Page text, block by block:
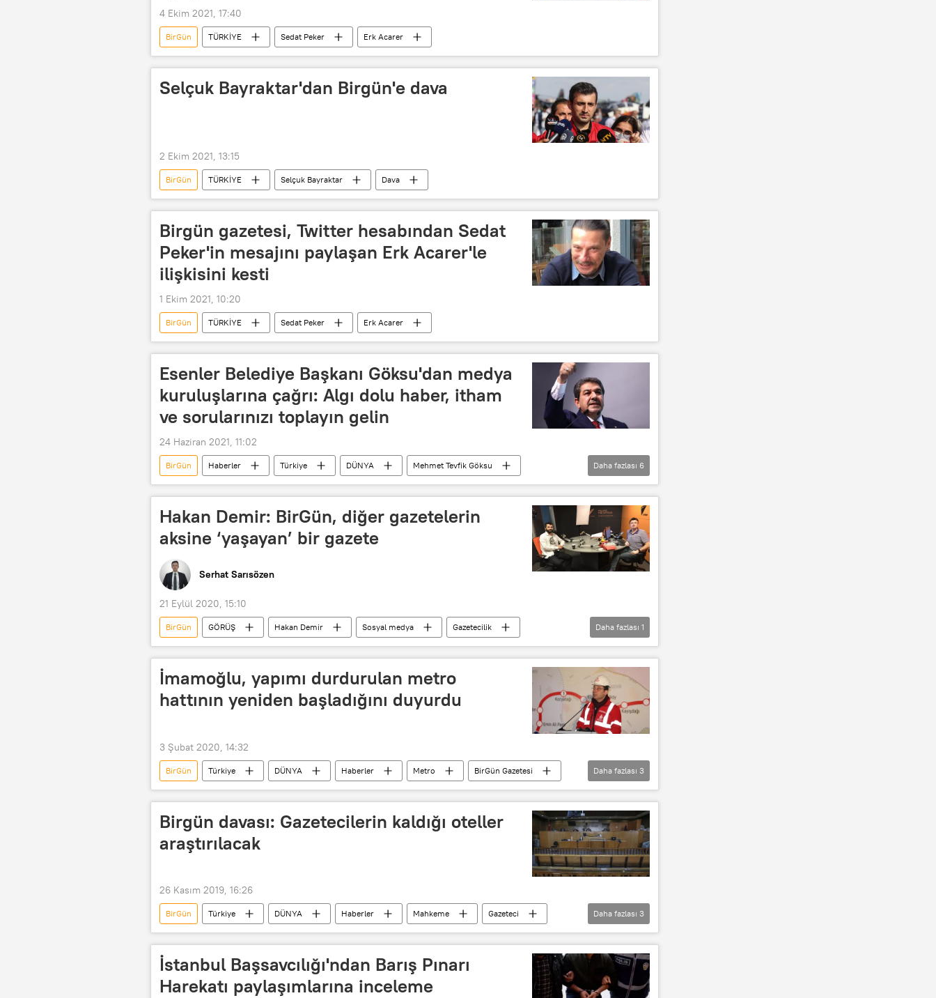
4 Ekim 2021, 17:40
BirGün TÜRKİYE Sedat Peker Erk Acarer
Selçuk Bayraktar'dan Birgün'e dava
2 Ekim 2021, 13:15
BirGün TÜRKİYE Selçuk Bayraktar Dava
Birgün gazetesi, Twitter hesabından Sedat
Peker'in mesajını paylaşan Erk Acarer'le
ilişkisini kesti
1 Ekim 2021, 10:20
BirGün TÜRKİYE Sedat Peker Erk Acarer
Esenler Belediye Başkanı Göksu'dan medya
kuruluşlarına çağrı: Algı dolu haber, itham
ve sorularınızı toplayın gelin
24 Haziran 2021, 11:02
BirGün Haberler Türkiye DÜNYA
Mehmet Tevfik Göksu
Esenler Belediyesi
Cumhuriyet Sözcü TELE 1
oda tv
Daha fazlası 6
Hakan Demir: BirGün, diğer gazetelerin
aksine ‘yaşayan’ bir gazete
Serhat Sarısözen
21 Eylül 2020, 15:10
BirGün GÖRÜŞ Hakan Demir Sosyal medya
Gazetecilik
İstanbul Sözleşmesi
Daha fazlası 1
İmamoğlu, yapımı durdurulan metro
hattının yeniden başladığını duyurdu
3 Şubat 2020, 14:32
BirGün Türkiye DÜNYA Haberler Metro
BirGün Gazetesi
Ekrem İmamoğlu
İstanbul İstanbul Büyükşehir Belediyesi
Daha fazlası 3
Birgün davası: Gazetecilerin kaldığı oteller
araştırılacak
26 Kasım 2019, 16:26
BirGün Türkiye DÜNYA Haberler Mahkeme
Gazeteci
Dava
Otel Araştırma
Daha fazlası 3
İstanbul Başsavcılığı'ndan Barış Pınarı
Harekatı paylaşımlarına inceleme